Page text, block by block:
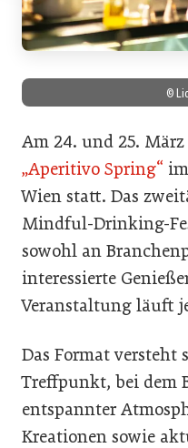
©
Am 24. und 25.
„Aperitivo Spring“
Wien statt. Das
Mindful-Drinking-
sowohl an
interessierte
Veranstaltung läuft
Das Format versteht
Treffpunkt, bei dem
entspannter
Kreationen sowie